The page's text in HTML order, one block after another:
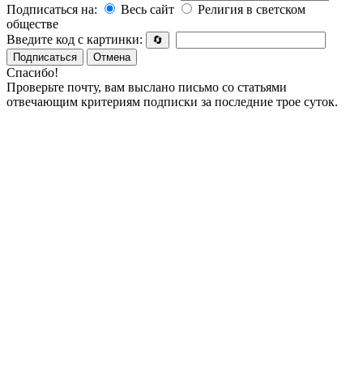
Подписаться на:
Весь сайт
Религия в светском
обществе
Введите код с картинки:
🔄
Подписаться
Отмена
Спасибо!
Проверьте почту, вам выслано письмо со статьями
отвечающим критериям подписки за последние трое суток.